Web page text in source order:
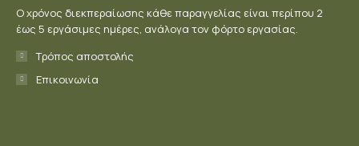
Ο χρόνος διεκπεραίωσης κάθε παραγγελίας είναι περίπου 2
έως 5 εργάσιμες ημέρες, ανάλογα τον φόρτο εργασίας.
Τρόπος αποστολής
Επικοινωνία